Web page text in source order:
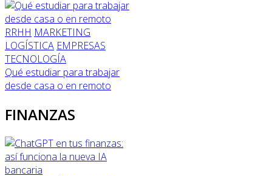
RRHH MARKETING
LOGÍSTICA EMPRESAS
TECNOLOGÍA
Qué estudiar para trabajar
desde casa o en remoto
FINANZAS